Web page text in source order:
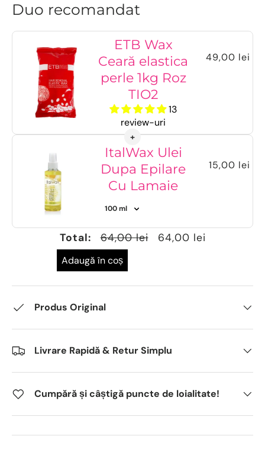
Duo recomandat
ETB Wax
Ceară elastica
perle 1kg Roz
TIO2
13
review-uri
49,00 lei
ItalWax Ulei
Dupa Epilare
Cu Lamaie
15,00 lei
Total: 64,00 lei 64,00 lei
Adaugă în coș
Produs Original
Livrare Rapidă & Retur Simplu
Cumpără și câștigă puncte de loialitate!